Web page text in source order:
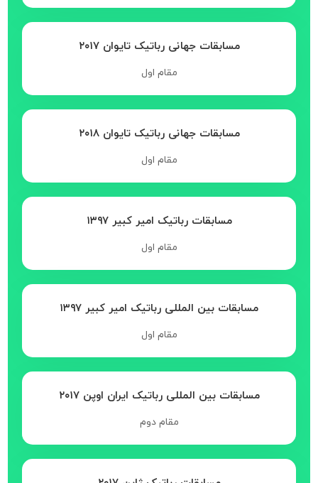
مسابقات جهانی رباتیک تایوان ۲۰۱۷
مقام اول
مسابقات جهانی رباتیک تایوان ۲۰۱۸
مقام اول
مسابقات رباتیک امیر کبیر ۱۳۹۷
مقام اول
مسابقات بین المللی رباتیک امیر کبیر ۱۳۹۷
مقام اول
مسابقات بین المللی رباتیک ایران اوپن ۲۰۱۷
مقام دوم